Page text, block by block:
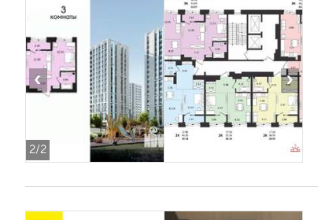
2/2
‹ ›